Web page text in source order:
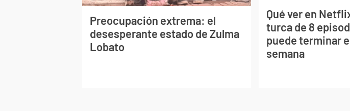
Preocupación extrema: el
desesperante estado de Zulma
Lobato
Qué ver en
turca de 8
puede terminar
semana